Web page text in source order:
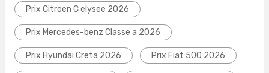
Prix Citroen C elysee 2026
Prix Mercedes-benz Classe a 2026
Prix Hyundai Creta 2026 Prix Fiat 500 2026